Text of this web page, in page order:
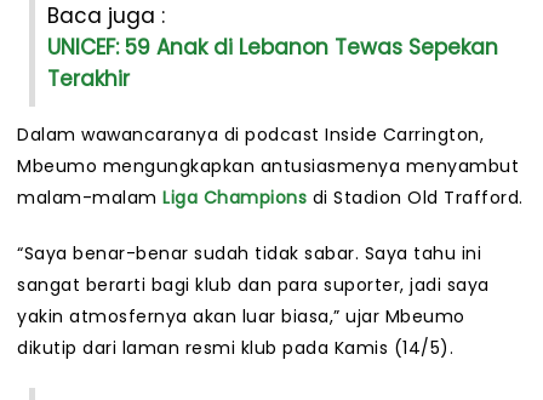
Baca juga :
UNICEF: 59 Anak di Lebanon Tewas Sepekan
Terakhir
Dalam wawancaranya di podcast Inside Carrington,
Mbeumo mengungkapkan antusiasmenya menyambut
malam-malam Liga Champions di Stadion Old Trafford.
“Saya benar-benar sudah tidak sabar. Saya tahu ini
sangat berarti bagi klub dan para suporter, jadi saya
yakin atmosfernya akan luar biasa,” ujar Mbeumo
dikutip dari laman resmi klub pada Kamis (14/5).